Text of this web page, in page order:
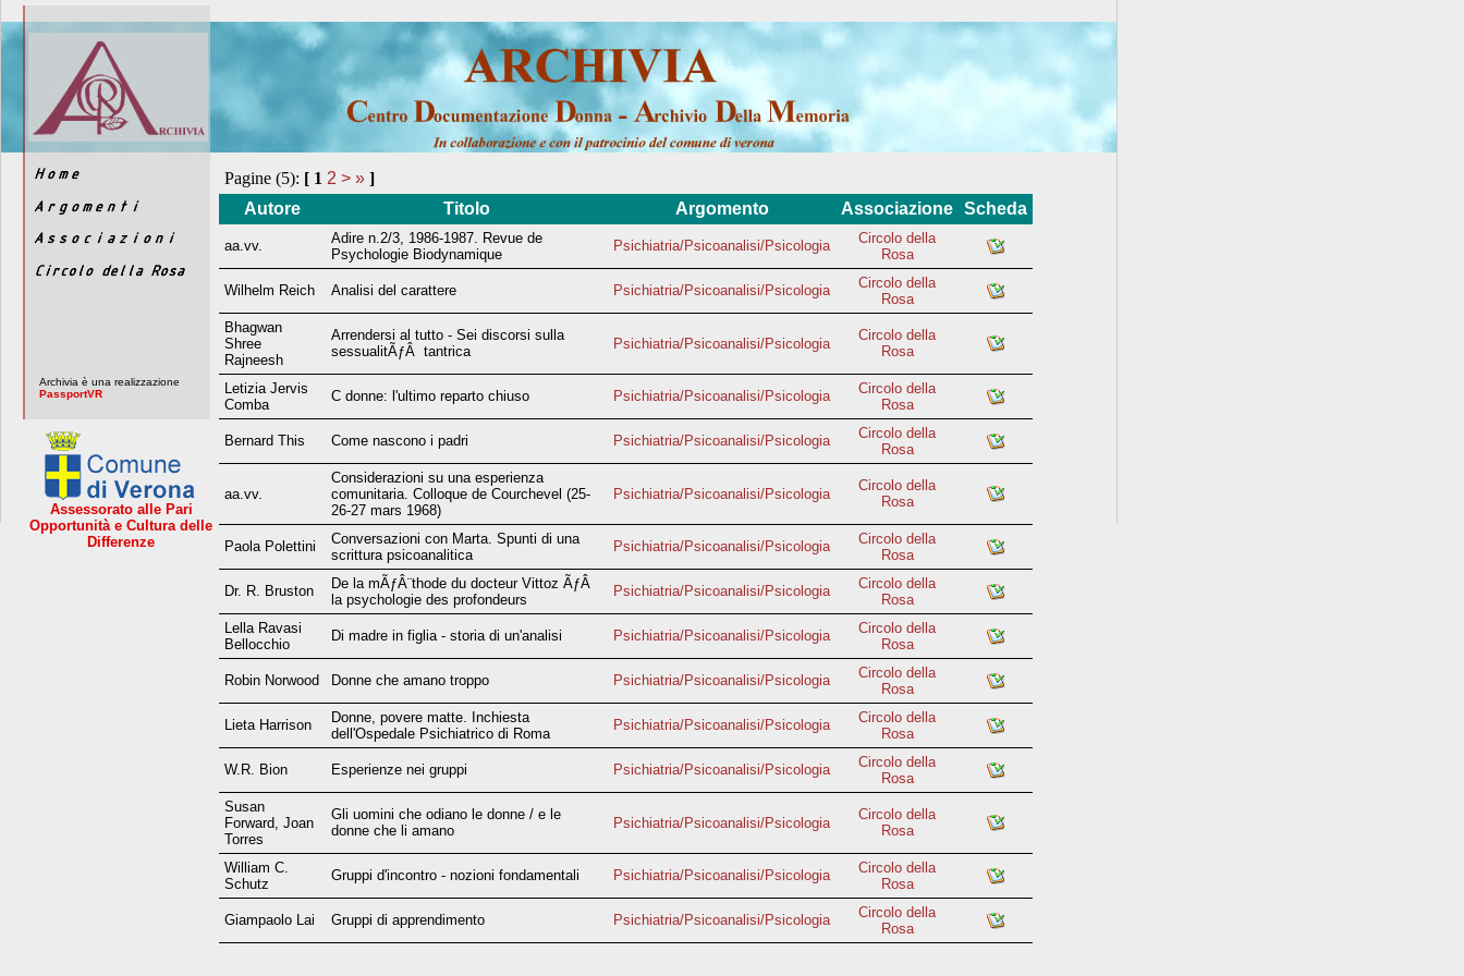
Archivia è una realizzazione
PassportVR
Assessorato alle Pari
Opportunità e Cultura delle
Differenze
Pagine (5): [ 1 2 > » ]
Autore
Titolo Argomento Associazione Scheda
aa.vv.
Adire n.2/3, 1986-1987. Revue de
Psychologie Biodynamique
Psichiatria/Psicoanalisi/Psicologia
Circolo della
Rosa
Wilhelm Reich Analisi del carattere Psichiatria/Psicoanalisi/Psicologia
Circolo della
Rosa
Bhagwan
Shree
Rajneesh
Arrendersi al tutto - Sei discorsi sulla
sessualitÃƒÂ tantrica
Psichiatria/Psicoanalisi/Psicologia
Circolo della
Rosa
Letizia Jervis
Comba
C donne: l'ultimo reparto chiuso Psichiatria/Psicoanalisi/Psicologia
Circolo della
Rosa
Bernard This Come nascono i padri Psichiatria/Psicoanalisi/Psicologia
Circolo della
Rosa
aa.vv.
Considerazioni su una esperienza
comunitaria. Colloque de Courchevel (25-
26-27 mars 1968)
Psichiatria/Psicoanalisi/Psicologia
Circolo della
Rosa
Paola Polettini
Conversazioni con Marta. Spunti di una
scrittura psicoanalitica
Psichiatria/Psicoanalisi/Psicologia
Circolo della
Rosa
Dr. R. Bruston
De la mÃƒÂ¨thode du docteur Vittoz ÃƒÂ
la psychologie des profondeurs
Psichiatria/Psicoanalisi/Psicologia
Circolo della
Rosa
Lella Ravasi
Bellocchio
Di madre in figlia - storia di un'analisi Psichiatria/Psicoanalisi/Psicologia
Circolo della
Rosa
Robin Norwood Donne che amano troppo Psichiatria/Psicoanalisi/Psicologia
Circolo della
Rosa
Lieta Harrison
Donne, povere matte. Inchiesta
dell'Ospedale Psichiatrico di Roma
Psichiatria/Psicoanalisi/Psicologia
Circolo della
Rosa
W.R. Bion Esperienze nei gruppi Psichiatria/Psicoanalisi/Psicologia
Circolo della
Rosa
Susan
Forward, Joan
Torres
Gli uomini che odiano le donne / e le
donne che li amano
Psichiatria/Psicoanalisi/Psicologia
Circolo della
Rosa
William C.
Schutz
Gruppi d'incontro - nozioni fondamentali Psichiatria/Psicoanalisi/Psicologia
Circolo della
Rosa
Giampaolo Lai Gruppi di apprendimento Psichiatria/Psicoanalisi/Psicologia
Circolo della
Rosa